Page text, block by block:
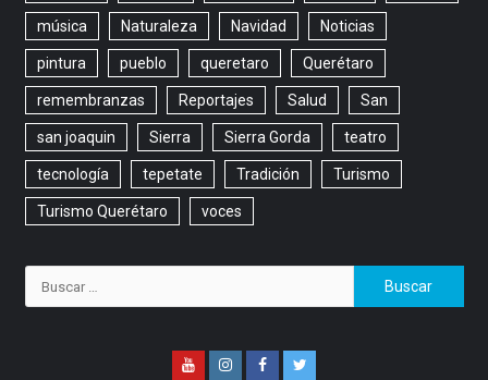
música Naturaleza Navidad Noticias
pintura pueblo queretaro Querétaro
remembranzas Reportajes Salud San
san joaquin Sierra Sierra Gorda teatro
tecnología tepetate Tradición Turismo
Turismo Querétaro voces